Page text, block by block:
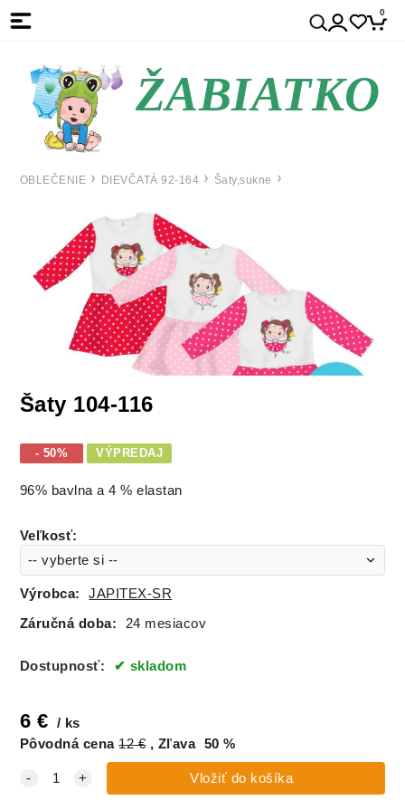
0
ŽABIATKO
OBLEČENIE DIEVČATÁ 92-164 Šaty,sukne
Šaty 104-116
- 50% VÝPREDAJ
96% bavlna a 4 % elastan
Veľkosť:
Výrobca: JAPITEX-SR
Záručná doba: 24 mesiacov
Dostupnosť: skladom
6 €
ks
Pôvodná cena 12€ Zľava 50 %